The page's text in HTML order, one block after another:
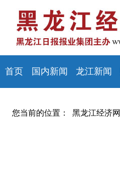
首页 国内新闻 龙江新闻
您当前的位置： 黑龙江经济